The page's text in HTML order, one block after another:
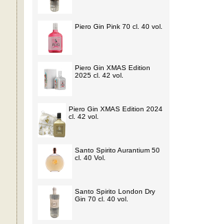
Piero Gin Pink 70 cl. 40 vol.
Piero Gin XMAS Edition
2025 cl. 42 vol.
Piero Gin XMAS Edition 2024
cl. 42 vol.
Santo Spirito Aurantium 50
cl. 40 Vol.
Santo Spirito London Dry
Gin 70 cl. 40 vol.